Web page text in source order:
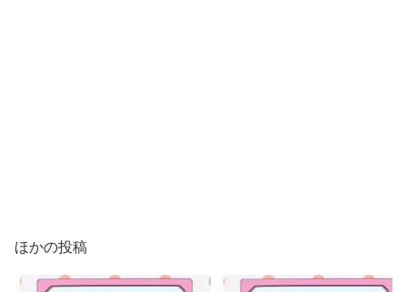
ほかの投稿